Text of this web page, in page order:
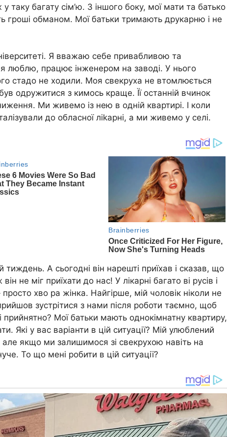
багату сім’ю. З іншого боку, мої мати та батько
гроші обманом. Мої батьки тримають друкарню і не
Я вважаю себе привабливою та
люблю, працює інженером на заводі. У нього
стадо не ходили. Моя свекруха не втомлюється
одружитися з кимось краще. Її останній вчинок
Ми живемо із нею в одній квартирі. І коли
до обласної ліkарні, а ми живемо у селі.
тиждень. А сьогодні він нарешті приїхав і сказав, що
не міг приїхати до нас! У лікарні багато ві русів і
хво ра жінка. Найгірше, мій чоловік ніколи не
зустрітися з нами після роботи таємно, щоб
прийнятно? Мої батьки мають однокімнатну квартиру,
Які у вас варіанти в цій ситуації? Мій улюблений
але якщо ми залишимося зі свекрухою навіть на
То що мені робити в цій ситуації?